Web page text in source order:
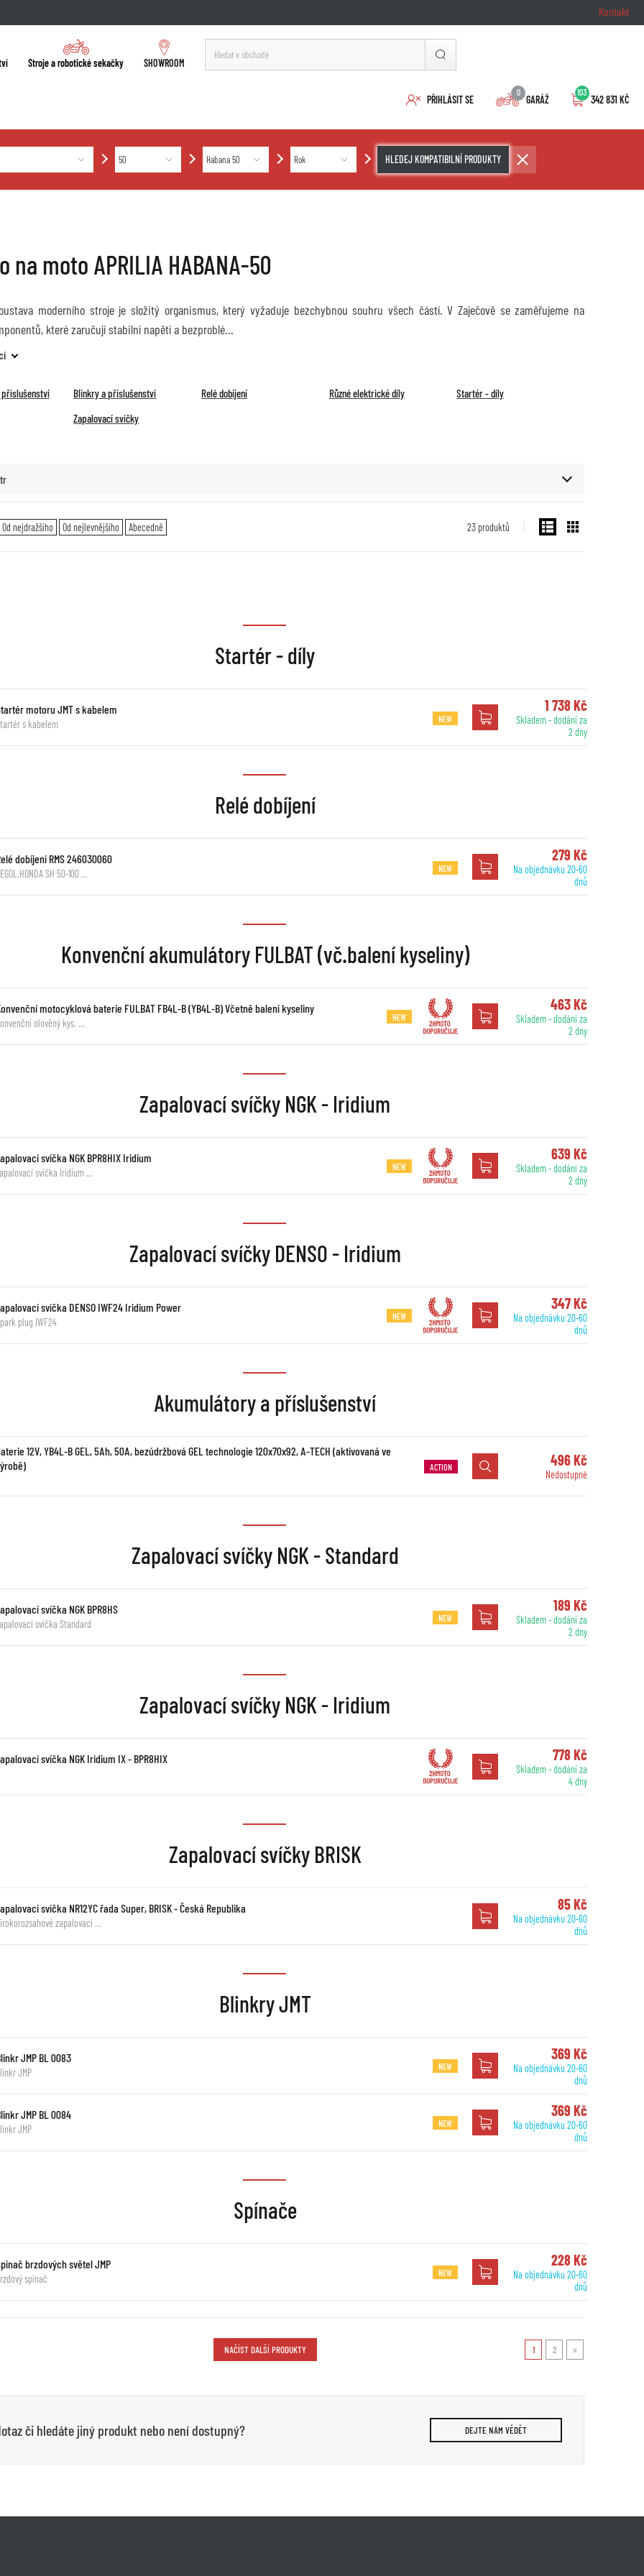
Kontakt
Stroje a robotické sekačky SHOWROOM
PŘIHLÁSIT SE
0
GARÁŽ
103
342 831 KČ
HLEDEJ KOMPATIBILNÍ PRODUKTY
na moto APRILIA HABANA-50
moderního stroje je složitý organismus, který vyžaduje bezchybnou souhru všech částí. V Zaječově se zaměřujeme na
které zaručují stabilní napětí a bezproblé
Blinkry a příslušenství Relé dobíjení Různé elektrické díly
Startér - díly
Zapalovací svíčky
23 produktů
Od nejdražšího Od nejlevnějšího Abecedně
Startér - díly
motoru JMT s kabelem
s kabelem NEW
1 738 Kč
Skladem - dodání za
2 dny
Relé dobíjení
dobíjení RMS 246030060
SH 50-100 … NEW
279 Kč
Na objednávku 20-60
dnů
Konvenční akumulátory FULBAT (vč.balení kyseliny)
motocyklová baterie FULBAT FB4L-B (YB4L-B) Včetně balení kyseliny
olověný kys. … NEW
463 Kč
Skladem - dodání za
2 dny
Zapalovací svíčky NGK - Iridium
svíčka NGK BPR8HIX Iridium
svíčka Iridium … NEW
639 Kč
Skladem - dodání za
2 dny
Zapalovací svíčky DENSO - Iridium
svíčka DENSO IWF24 Iridium Power
plug IWF24 NEW
347 Kč
Na objednávku 20-60
dnů
Akumulátory a příslušenství
12V, YB4L-B GEL, 5Ah, 50A, bezúdržbová GEL technologie 120x70x92, A-TECH (aktivovaná ve
ACTION 496 Kč
Nedostupné
Zapalovací svíčky NGK - Standard
svíčka NGK BPR8HS
svíčka Standard NEW
189 Kč
Skladem - dodání za
2 dny
Zapalovací svíčky NGK - Iridium
svíčka NGK Iridium IX - BPR8HIX 778 Kč
Skladem - dodání za
4 dny
Zapalovací svíčky BRISK
svíčka NR12YC řada Super, BRISK - Česká Republika
zapalovací …
85 Kč
Na objednávku 20-60
dnů
Blinkry JMT
JMP BL 0083
JMP NEW
369 Kč
Na objednávku 20-60
dnů
JMP BL 0084
JMP NEW
369 Kč
Na objednávku 20-60
dnů
Spínače
brzdových světel JMP
spínač NEW
228 Kč
Na objednávku 20-60
dnů
NAČÍST DALŠÍ PRODUKTY 1 2 >
či hledáte jiný produkt nebo není dostupný? DEJTE NÁM VĚDĚT